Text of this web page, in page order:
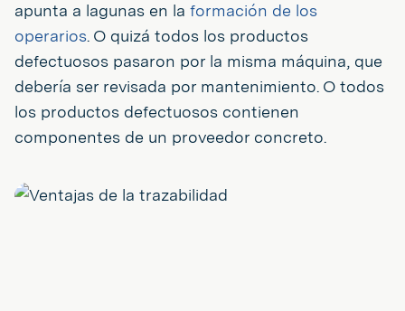
apunta a lagunas en la formación de los
operarios. O quizá todos los productos
defectuosos pasaron por la misma máquina, que
debería ser revisada por mantenimiento. O todos
los productos defectuosos contienen
componentes de un proveedor concreto.